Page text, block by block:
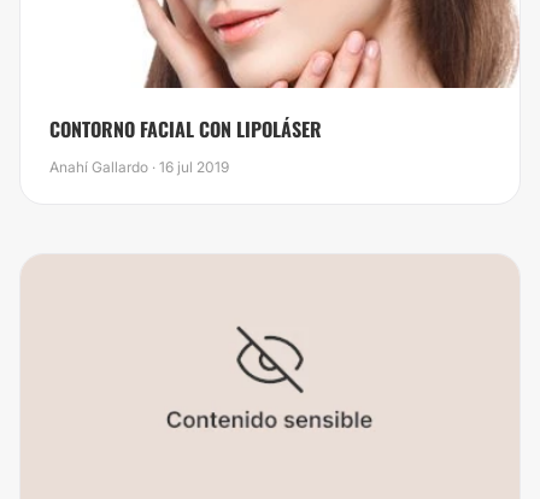
​CONTORNO FACIAL CON LIPOLÁSER
Anahí Gallardo · 16 jul 2019